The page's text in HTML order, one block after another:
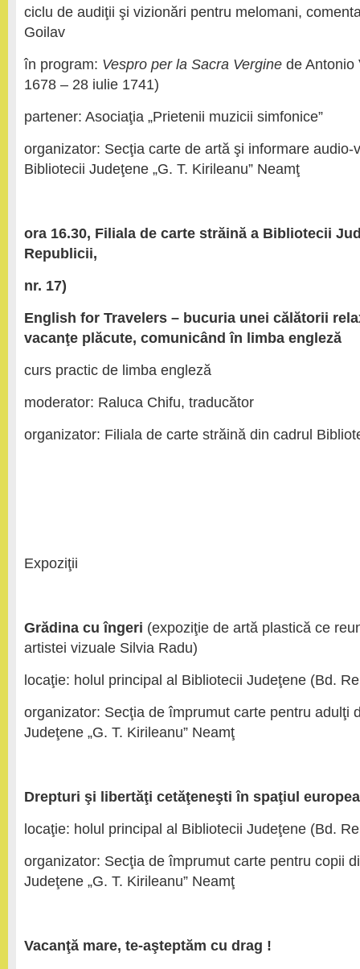
ciclu de audiţii şi vizionări pentru melomani,
Goilav
în program: Vespro per la Sacra Vergine de Antonio
1678 – 28 iulie 1741)
partener: Asociaţia „Prietenii muzicii simfonice”
organizator: Secţia carte de artă şi informare audio-
Bibliotecii Judeţene „G. T. Kirileanu” Neamţ
ora 16.30, Filiala de carte străină a Bibliotecii
Republicii,
nr. 17)
English for Travelers – bucuria unei călătorii
vacanţe plăcute, comunicând în limba engleză
curs practic de limba engleză
moderator: Raluca Chifu, traducător
organizator: Filiala de carte străină din cadrul
Expoziţii
Grădina cu îngeri (expoziţie de artă plastică ce
artistei vizuale Silvia Radu)
locaţie: holul principal al Bibliotecii Judeţene (Bd.
organizator: Secţia de împrumut carte pentru adulţi
Judeţene „G. T. Kirileanu” Neamţ
Drepturi şi libertăţi cetăţeneşti în spaţiul
locaţie: holul principal al Bibliotecii Judeţene (Bd.
organizator: Secţia de împrumut carte pentru copii
Judeţene „G. T. Kirileanu” Neamţ
Vacanţă mare, te-aşteptăm cu drag !